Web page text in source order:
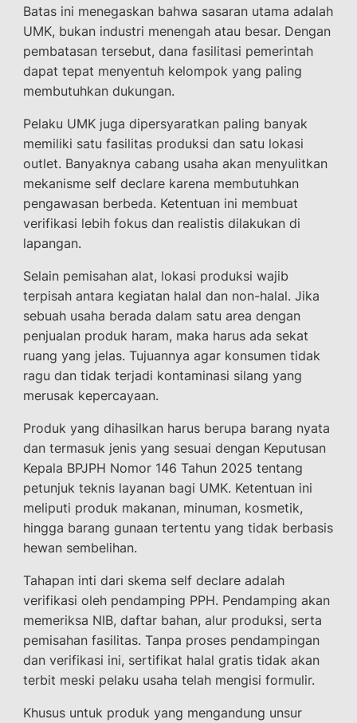
Batas ini menegaskan bahwa sasaran utama adalah
UMK, bukan industri menengah atau besar. Dengan
pembatasan tersebut, dana fasilitasi pemerintah
dapat tepat menyentuh kelompok yang paling
membutuhkan dukungan.
Pelaku UMK juga dipersyaratkan paling banyak
memiliki satu fasilitas produksi dan satu lokasi
outlet. Banyaknya cabang usaha akan menyulitkan
mekanisme self declare karena membutuhkan
pengawasan berbeda. Ketentuan ini membuat
verifikasi lebih fokus dan realistis dilakukan di
lapangan.
Selain pemisahan alat, lokasi produksi wajib
terpisah antara kegiatan halal dan non-halal. Jika
sebuah usaha berada dalam satu area dengan
penjualan produk haram, maka harus ada sekat
ruang yang jelas. Tujuannya agar konsumen tidak
ragu dan tidak terjadi kontaminasi silang yang
merusak kepercayaan.
Produk yang dihasilkan harus berupa barang nyata
dan termasuk jenis yang sesuai dengan Keputusan
Kepala BPJPH Nomor 146 Tahun 2025 tentang
petunjuk teknis layanan bagi UMK. Ketentuan ini
meliputi produk makanan, minuman, kosmetik,
hingga barang gunaan tertentu yang tidak berbasis
hewan sembelihan.
Tahapan inti dari skema self declare adalah
verifikasi oleh pendamping PPH. Pendamping akan
memeriksa NIB, daftar bahan, alur produksi, serta
pemisahan fasilitas. Tanpa proses pendampingan
dan verifikasi ini, sertifikat halal gratis tidak akan
terbit meski pelaku usaha telah mengisi formulir.
Khusus untuk produk yang mengandung unsur